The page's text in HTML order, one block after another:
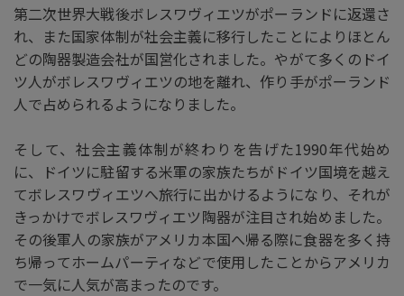
第二次世界大戦後ボレスワヴィエツがポーランドに返還さ
れ、また国家体制が社会主義に移行したことによりほとん
どの陶器製造会社が国営化されました。やがて多くのドイ
ツ人がボレスワヴィエツの地を離れ、作り手がポーランド
人で占められるようになりました。
そして、社会主義体制が終わりを告げた1990年代始め
に、ドイツに駐留する米軍の家族たちがドイツ国境を越え
てボレスワヴィエツへ旅行に出かけるようになり、それが
きっかけでボレスワヴィエツ陶器が注目され始めました。
その後軍人の家族がアメリカ本国へ帰る際に食器を多く持
ち帰ってホームパーティなどで使用したことからアメリカ
で一気に人気が高まったのです。